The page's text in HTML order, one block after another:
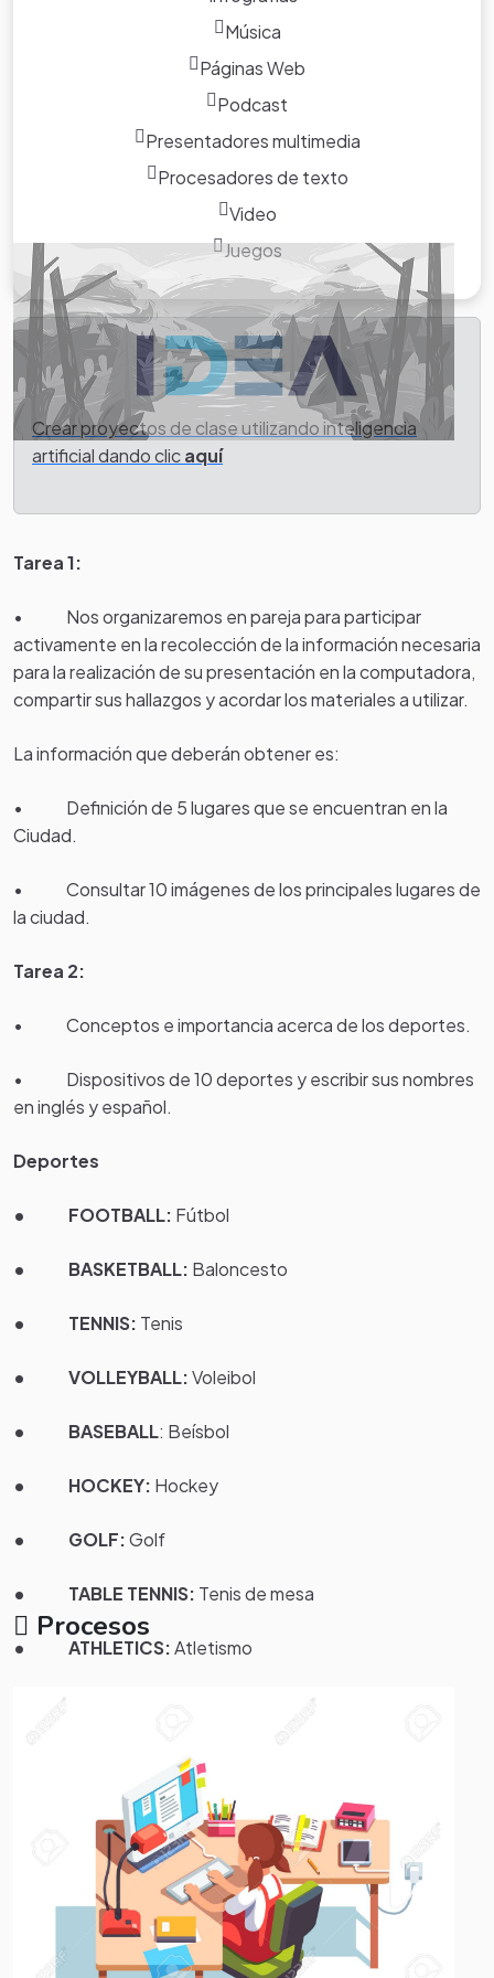
Música
Páginas Web
Podcast
Presentadores multimedia
Procesadores de texto
Video
Juegos
Crear proyectos de clase utilizando inteligencia
artificial dando clicaquí
Tarea 1:
• Nos organizaremos en pareja para participar
activamente en la recolección de la información necesaria
para la realización de su presentación en la computadora,
compartir sus hallazgos y acordar los materiales a utilizar.
La información que deberán obtener es:
• Definición de 5 lugares que se encuentran en la
Ciudad.
• Consultar 10 imágenes de los principales lugares de
la ciudad.
Tarea 2:
• Conceptos e importancia acerca de los deportes.
• Dispositivos de 10 deportes y escribir sus nombres
en inglés y español.
Deportes
• FOOTBALL: Fútbol
• BASKETBALL: Baloncesto
• TENNIS: Tenis
• VOLLEYBALL:Voleibol
• BASEBALL: Beísbol
• HOCKEY: Hockey
• GOLF:Golf
• TABLE TENNIS: Tenis de mesa
• ATHLETICS:Atletismo
• BOXING: Boxeo
• ICE HOCKEY:Hockey sobre hielo
• SKIING:Esquí
• SWIMMING: Natación
• MOTOR RACING:Motociclismo
Procesos